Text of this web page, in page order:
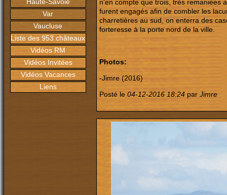
Var
Vaucluse
Liste des 953 châteaux
Vidéos RM
Vidéos Invitées
Vidéos Vacances
Liens
n'en compte que trois, très remaniées
furent engagés afin de combler les
charretières au sud, on enterra des
forteresse à la porte nord de la ville.
Photos:
-Jimre (2016)
Posté le 04-12-2016 18:24 par Jimre